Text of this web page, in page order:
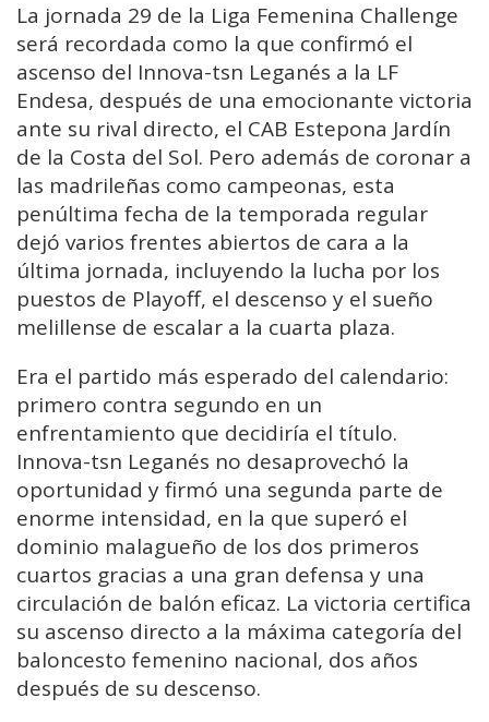
La jornada 29 de la Liga Femenina Challenge
será recordada como la que confirmó el
ascenso del Innova-tsn Leganés a la LF
Endesa, después de una emocionante victoria
ante su rival directo, el CAB Estepona Jardín
de la Costa del Sol. Pero además de coronar a
las madrileñas como campeonas, esta
penúltima fecha de la temporada regular
dejó varios frentes abiertos de cara a la
última jornada, incluyendo la lucha por los
puestos de Playoff, el descenso y el sueño
melillense de escalar a la cuarta plaza.
Era el partido más esperado del calendario:
primero contra segundo en un
enfrentamiento que decidiría el título.
Innova-tsn Leganés no desaprovechó la
oportunidad y firmó una segunda parte de
enorme intensidad, en la que superó el
dominio malagueño de los dos primeros
cuartos gracias a una gran defensa y una
circulación de balón eficaz. La victoria certifica
su ascenso directo a la máxima categoría del
baloncesto femenino nacional, dos años
después de su descenso.